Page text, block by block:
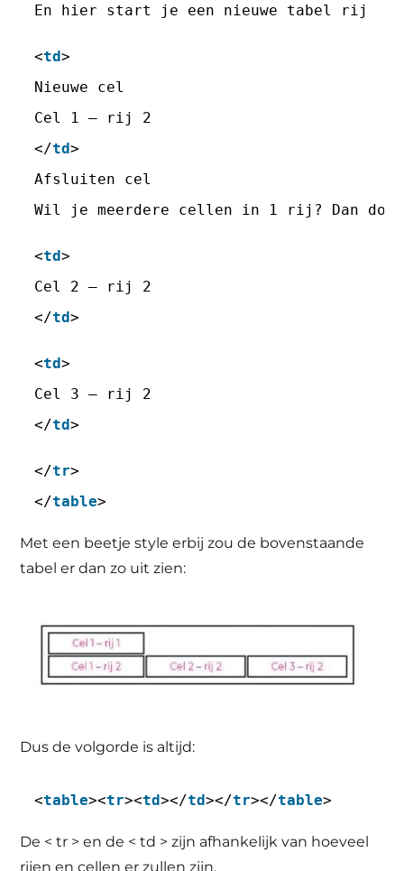
En hier start je een nieuwe tabel rij
<td>
Nieuwe cel
Cel 1 – rij 2
</td>
Afsluiten cel
Wil je meerdere cellen in 1 rij? Dan doe
<td>
Cel 2 – rij 2
</td>
<td>
Cel 3 – rij 2
</td>
</tr>
</table>
Met een beetje style erbij zou de bovenstaande
tabel er dan zo uit zien:
Dus de volgorde is altijd:
<table><tr><td></td></tr></table>
De < tr > en de < td > zijn afhankelijk van hoeveel
rijen en cellen er zullen zijn.